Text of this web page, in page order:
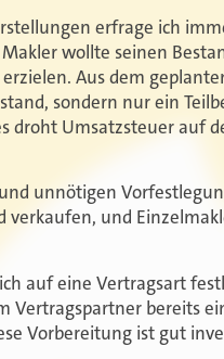
erfrage ich
wollte seinen
Aus dem
sondern nur ein
droht Umsatzsteuer auf
unnötigen
verkaufen, und
auf eine Vertragsart
Vertragspartner bereits
Vorbereitung ist gut